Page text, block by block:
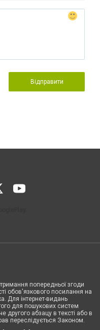
Відправити
попередньої згоди
обов'язкового посилання на
Для інтернет-видань
для пошукових систем
другого абзацу в тексті або в
переслідується Законом.